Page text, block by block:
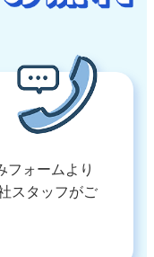
フォームより
スタッフがご